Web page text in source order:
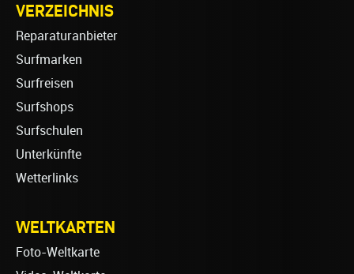
VERZEICHNIS
Reparaturanbieter
Surfmarken
Surfreisen
Surfshops
Surfschulen
Unterkünfte
Wetterlinks
WELTKARTEN
Foto-Weltkarte